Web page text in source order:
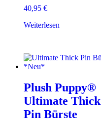
40,95 €
Weiterlesen
Plush Puppy®
Ultimate Thick
Pin Bürste